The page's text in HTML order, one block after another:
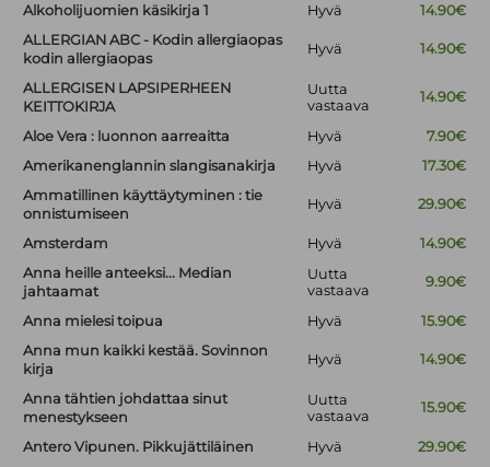
Alkoholijuomien käsikirja 1
Hyvä
14.90€
ALLERGIAN ABC - Kodin allergiaopas
kodin allergiaopas
Hyvä 14.90€
ALLERGISEN LAPSIPERHEEN
KEITTOKIRJA
Uutta
vastaava
14.90€
Aloe Vera : luonnon aarreaitta Hyvä
7.90€
Amerikanenglannin slangisanakirja
Hyvä
17.30€
Ammatillinen käyttäytyminen : tie
onnistumiseen
Hyvä 29.90€
Amsterdam Hyvä
14.90€
Anna heille anteeksi... Median
jahtaamat
Uutta
vastaava
9.90€
Anna mielesi toipua Hyvä
15.90€
Anna mun kaikki kestää. Sovinnon
kirja
Hyvä 14.90€
Anna tähtien johdattaa sinut
menestykseen
Uutta
vastaava
15.90€
Antero Vipunen. Pikkujättiläinen Hyvä
29.90€